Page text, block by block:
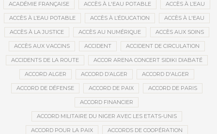
ACADÉMIE FRANÇAISE ACCÈS À L'EAU POTABLE ACCÈS À L’EAU
ACCÈS À L’EAU POTABLE ACCÈS À L’ÉDUCATION ACCÈS À L'EAU
ACCÈS À LA JUSTICE ACCÈS AU NUMÉRIQUE ACCÈS AUX SOINS
ACCÈS AUX VACCINS ACCIDENT ACCIDENT DE CIRCULATION
ACCIDENTS DE LA ROUTE ACCOR ARENA CONCERT SIDIKI DIABATÉ
ACCORD ALGER ACCORD D’ALGER ACCORD D'ALGER
ACCORD DE DÉFENSE ACCORD DE PAIX ACCORD DE PARIS
ACCORD FINANCIER
ACCORD MILITAIRE DU NIGER AVEC LES ETATS-UNIS
ACCORD POUR LA PAIX ACCORDS DE COOPÉRATION